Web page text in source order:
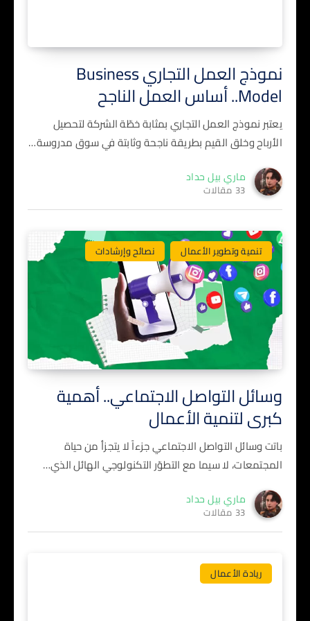
نموذج العمل التجاري Business
Model.. أساس العمل الناجح
يعتبر نموذج العمل التجاري بمثابة خطّة الشركة لتحصيل
الأرباح وخلق القيم بطريقة ناجحة وثابتة في سوق مدروسة…
ماري بيل حداد
33 مقالات
تنمية وتطوير الأعمال نصائح وإرشادات
وسائل التواصل الاجتماعي.. أهمية
كبرى لتنمية الأعمال
باتت وسائل التواصل الاجتماعي جزءاً لا يتجزأ من حياة
المجتمعات، لا سيما مع التطوّر التكنولوجي الهائل الذي…
ماري بيل حداد
33 مقالات
ريادة الأعمال